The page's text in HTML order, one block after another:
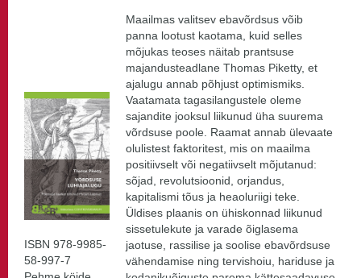
ISBN 978-9985-
58-997-7
Maailmas valitsev ebavõrdsus võib
panna lootust kaotama, kuid selles
mõjukas teoses näitab prantsuse
majandusteadlane Thomas Piketty, et
ajalugu annab põhjust optimismiks.
Vaatamata tagasilangustele oleme
sajandite jooksul liikunud üha suurema
võrdsuse poole. Raamat annab ülevaate
olulistest faktoritest, mis on maailma
positiivselt või negatiivselt mõjutanud:
sõjad, revolutsioonid, orjandus,
kapitalismi tõus ja heaoluriigi teke.
Üldises plaanis on ühiskonnad liikunud
sissetulekute ja varade õiglasema
jaotuse, rassilise ja soolise ebavõrdsuse
vähendamise ning tervishoiu, hariduse ja